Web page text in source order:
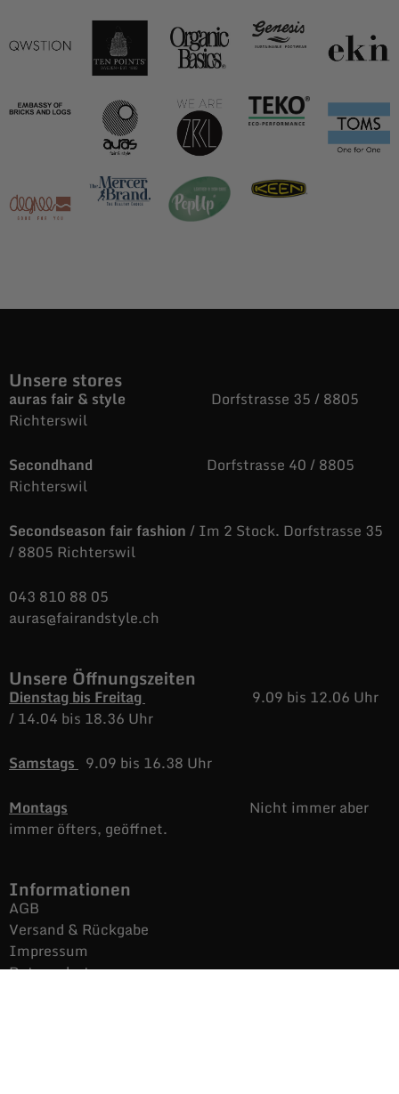
Unsere stores
auras fair & style Dorfstrasse 35 / 8805
Richterswil
Secondhand Dorfstrasse 40 / 8805
Richterswil
Secondseason fair fashion/ Im 2 Stock. Dorfstrasse 35
/ 8805 Richterswil
043 810 88 05
auras@fairandstyle.ch
Unsere Öffnungszeiten
Dienstag bis Freitag
9.09 bis 12.06 Uhr
/14.04 bis 18.36 Uhr
Samstags 9.09 bis 16.38 Uhr
Montags
Nicht immer aber
immer öfters, geöffnet.
Informationen
AGB
Versand & Rückgabe
Impressum
Datenschutz